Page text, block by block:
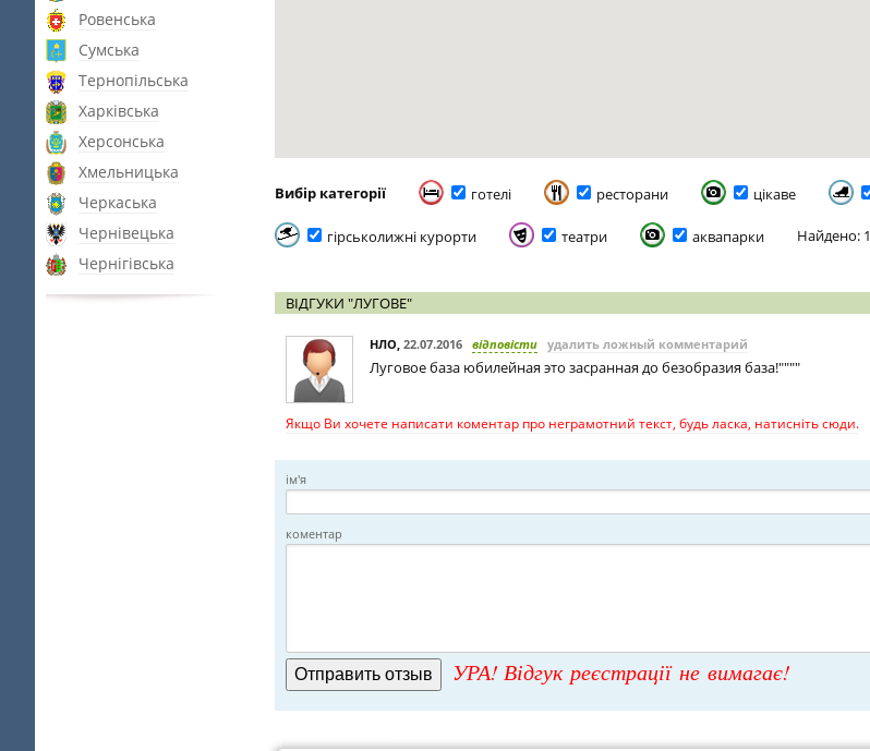
Ровенська
Сумська
Тернопільська
Харківська
Херсонська
Хмельницька
Черкаська
Чернівецька
Чернігівська
Вибір категорії готелі ресторани цікаве
гірськолижні курорти театри аквапарки Найдено: 1
ВІДГУКИ "ЛУГОВЕ"
НЛО, 22.07.2016 відповісти удалить ложный комментарий
Луговое база юбилейная это засранная до безобразия база!""""
Якщо Ви хочете написати коментар про неграмотний текст, будь ласка, натисніть сюди.
ім'я
коментар
УРА! Відгук реєстрації не вимагає!